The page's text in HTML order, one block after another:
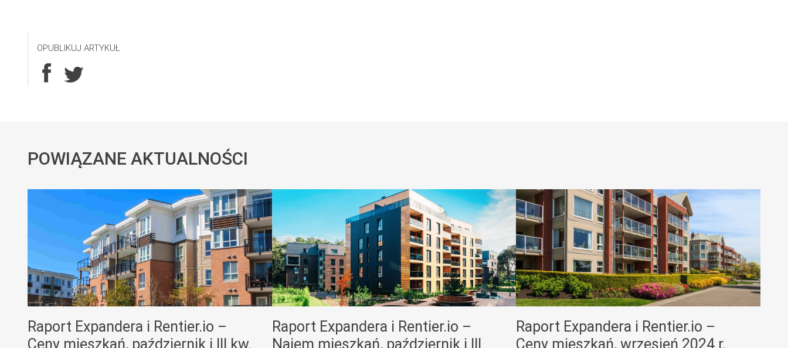
OPUBLIKUJ ARTYKUŁ
POWIĄZANE AKTUALNOŚCI
Raport Expandera i Rentier.io –
Ceny mieszkań, październik i III kw.
Raport Expandera i Rentier.io –
Najem mieszkań, październik i III
Raport Expandera i Rentier.io –
Ceny mieszkań, wrzesień 2024 r.